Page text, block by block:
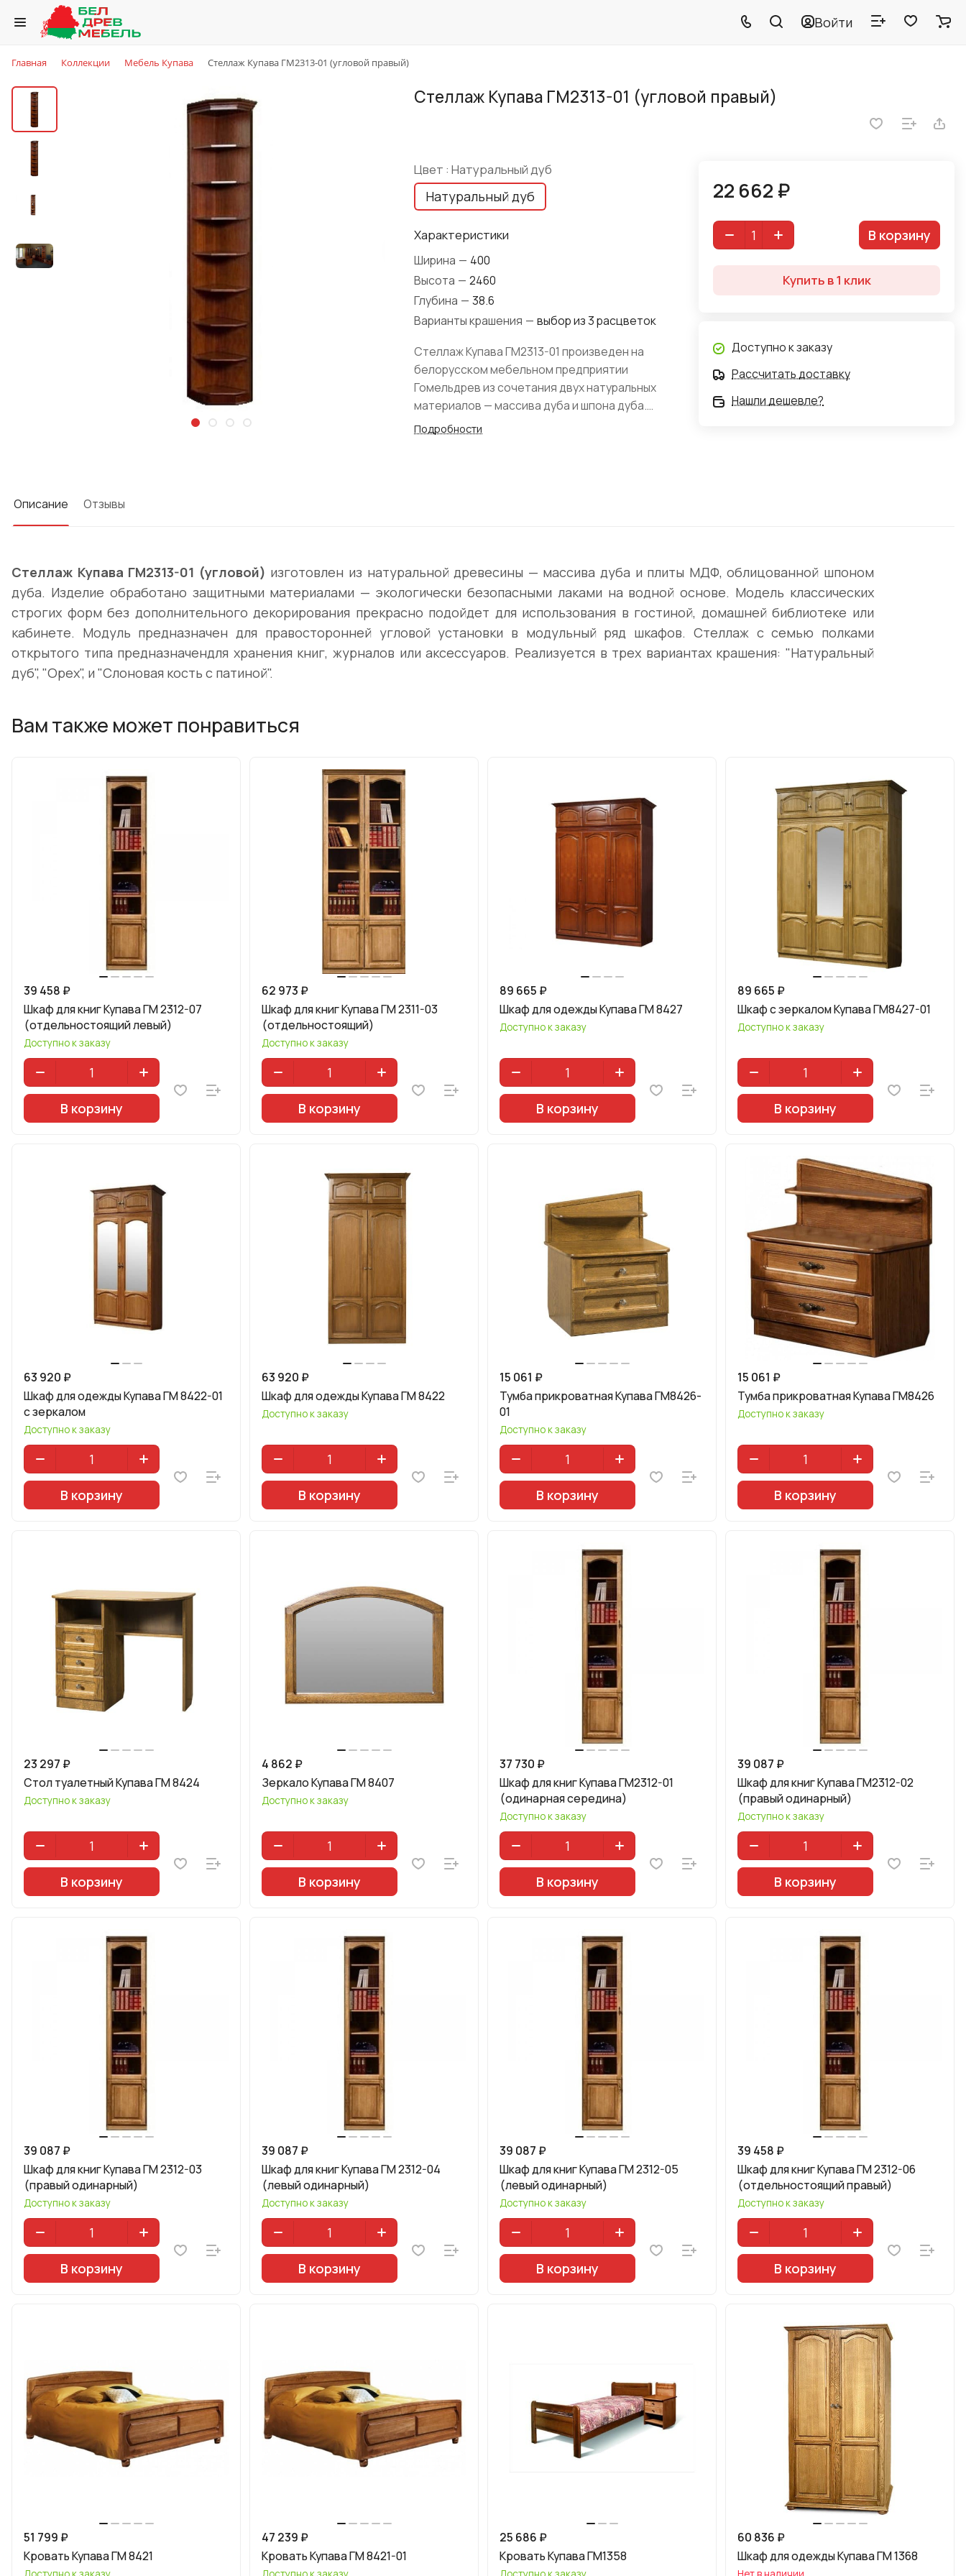
Войти
Главная Коллекции Мебель Купава Стеллаж Купава ГМ2313-01 (угловой правый)
Стеллаж Купава ГМ2313-01 (угловой правый)
Цвет :Натуральный дуб
Натуральный дуб
Характеристики
Ширина — 400
Высота — 2460
Глубина — 38.6
Варианты крашения — выбор из 3 расцветок
Стеллаж Купава ГМ2313-01 произведен на
белорусском мебельном предприятии
Гомельдрев из сочетания двух натуральных
материалов — массива дуба и шпона дуба.
Варианты крашения в трех вариантах.
Подробности
22 662 ₽
В корзину
Купить в 1 клик
Доступно к заказу
Рассчитать доставку
Нашли дешевле?
Описание Отзывы
Стеллаж Купава ГМ2313-01 (угловой) изготовлен из натуральной древесины — массива дуба и плиты МДФ, облицованной шпоном
дуба. Изделие обработано защитными материалами — экологически безопасными лаками на водной основе. Модель классических
строгих форм без дополнительного декорирования прекрасно подойдет для использования в гостиной, домашней библиотеке или
кабинете. Модуль предназначен для правосторонней угловой установки в модульный ряд шкафов. Стеллаж с семью полками
открытого типа предназначендля хранения книг, журналов или аксессуаров. Реализуется в трех вариантах крашения: "Натуральный
дуб", "Орех", и "Слоновая кость с патиной".
Вам также может понравиться
39 458 ₽
Шкаф для книг Купава ГМ 2312-07
(отдельностоящий левый)
Доступно к заказу
В корзину
62 973 ₽
Шкаф для книг Купава ГМ 2311-03
(отдельностоящий)
Доступно к заказу
В корзину
89 665 ₽
Шкаф для одежды Купава ГМ 8427
Доступно к заказу
В корзину
89 665 ₽
Шкаф с зеркалом Купава ГМ8427-01
Доступно к заказу
В корзину
63 920 ₽
Шкаф для одежды Купава ГМ 8422-01
с зеркалом
Доступно к заказу
В корзину
63 920 ₽
Шкаф для одежды Купава ГМ 8422
Доступно к заказу
В корзину
15 061 ₽
Тумба прикроватная Купава ГМ8426-
01
Доступно к заказу
В корзину
15 061 ₽
Тумба прикроватная Купава ГМ8426
Доступно к заказу
В корзину
23 297 ₽
Стол туалетный Купава ГМ 8424
Доступно к заказу
В корзину
4 862 ₽
Зеркало Купава ГМ 8407
Доступно к заказу
В корзину
37 730 ₽
Шкаф для книг Купава ГМ2312-01
(одинарная середина)
Доступно к заказу
В корзину
39 087 ₽
Шкаф для книг Купава ГМ2312-02
(правый одинарный)
Доступно к заказу
В корзину
39 087 ₽
Шкаф для книг Купава ГМ 2312-03
(правый одинарный)
Доступно к заказу
В корзину
39 087 ₽
Шкаф для книг Купава ГМ 2312-04
(левый одинарный)
Доступно к заказу
В корзину
39 087 ₽
Шкаф для книг Купава ГМ 2312-05
(левый одинарный)
Доступно к заказу
В корзину
39 458 ₽
Шкаф для книг Купава ГМ 2312-06
(отдельностоящий правый)
Доступно к заказу
В корзину
51 799 ₽
Кровать Купава ГМ 8421
47 239 ₽
Кровать Купава ГМ 8421-01
25 686 ₽
Кровать Купава ГМ1358
60 836 ₽
Шкаф для одежды Купава ГМ 1368